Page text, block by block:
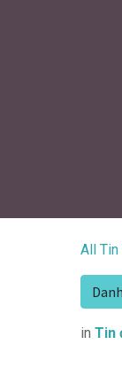
All
in Tin